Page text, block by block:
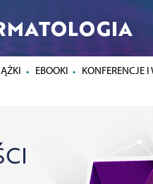
EBOOKI KONFERENCJE